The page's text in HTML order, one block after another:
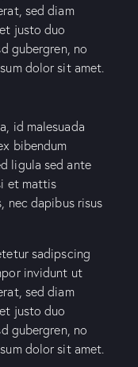
sed diam
justo duo
gubergren, no
dolor sit amet.
id malesuada
bibendum
ligula sed ante
et mattis
nec dapibus risus
sadipscing
invidunt ut
sed diam
justo duo
gubergren, no
dolor sit amet.